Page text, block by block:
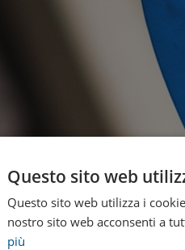
Questo sito web
Questo sito web utilizza i
nostro sito web acconsenti a
più